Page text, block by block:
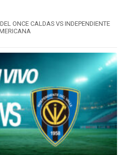
ONCE CALDAS VS INDEPENDIENTE